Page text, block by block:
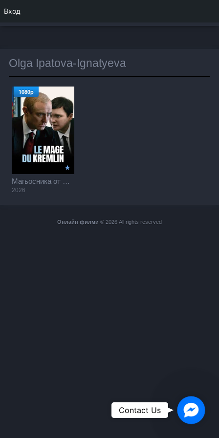
Olga Ipatova-Ignatyeva
Магьосника от Кремъл / The Wizard of the Kremlin (2026)
2026
1080p
Онлайн филми © 2026 All rights reserved
Вход
Contact Us